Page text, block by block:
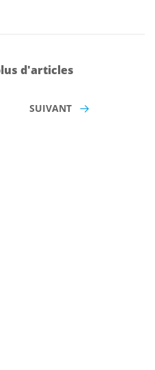
d'articles
SUIVANT